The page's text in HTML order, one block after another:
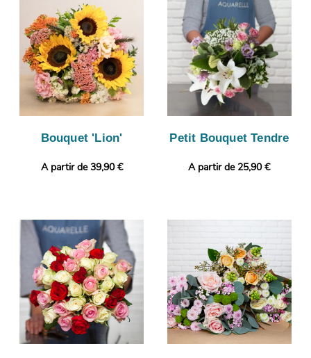
Bouquet 'Lion'
A partir de 39,90 €
Petit Bouquet Tendre
A partir de 25,90 €